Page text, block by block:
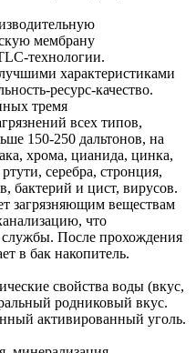
мембрану
технологии.
характеристиками
ресурс-качество.
тремя
всех типов,
150-250 дальтонов, на
хрома, цианида, цинка,
серебра, стронция,
бактерий и цист, вирусов.
загрязняющим веществам
что
службы. После прохождения
в бак накопитель.
свойства воды (вкус,
родниковый вкус.
активированный уголь.